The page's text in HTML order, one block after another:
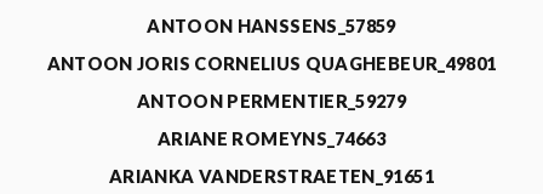
ANTOON HANSSENS_57859
ANTOON JORIS CORNELIUS QUAGHEBEUR_49801
ANTOON PERMENTIER_59279
ARIANE ROMEYNS_74663
ARIANKA VANDERSTRAETEN_91651